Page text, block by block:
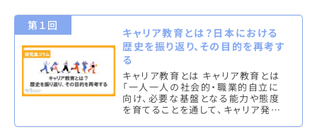
第１回
キャリア教育とは？日本における
歴史を振り返り、その目的を再考す
る
キャリア教育とは キャリア教育とは
「一人一人の社会的・職業的自立に
向け、必要な基盤となる能力や態度
を育てることを通して、キャリア発達